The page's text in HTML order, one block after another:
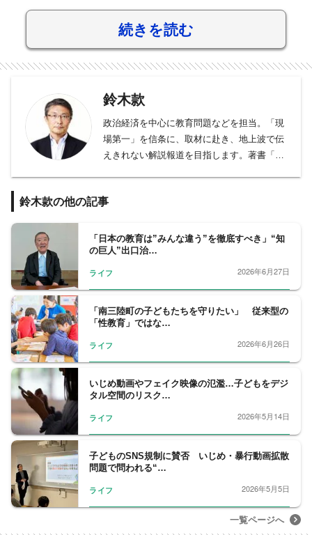
続きを読む
鈴木款
政治経済を中心に教育問題などを担当。「現
場第一」を信条に、取材に赴き、地上波で伝
えきれない解説報道を目指します。著書「日
電子版の読みかた」、編著「2020教育改革の
ン。2017年サハラ砂漠マラソン（全長250キ
ロ）走破。2020年早稲田大学院スポーツ科学
研究科卒業。
庫しニューヨーク支店などを経て1992年フジ
テレビ入社。営業局、政治部、ニューヨーク
支局長、経済部長を経て現職。iU情報経営イ
ノベーション専門職大学客員教授。映画倫理
機構（映倫）年少者映画審議会委員。はこだ
て観光大使。映画配給会社アドバイザー。
鈴木款の他の記事
「日本の教育は”みんな違う”を徹底すべき」“知
の巨人”出口治…
ライフ 2026年6月27日
「南三陸町の子どもたちを守りたい」 従来型の
「性教育」ではな…
ライフ 2026年6月26日
いじめ動画やフェイク映像の氾濫…子どもをデジ
タル空間のリスク…
ライフ 2026年5月14日
子どものSNS規制に賛否 いじめ・暴行動画拡散
問題で問われる“…
ライフ 2026年5月5日
一覧ページへ